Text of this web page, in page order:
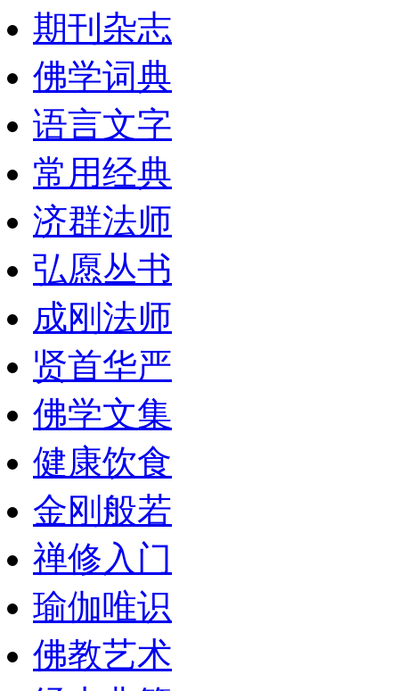
期刊杂志
佛学词典
语言文字
常用经典
济群法师
弘愿丛书
成刚法师
贤首华严
佛学文集
健康饮食
金刚般若
禅修入门
瑜伽唯识
佛教艺术